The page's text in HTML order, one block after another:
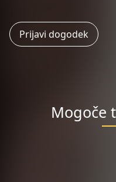
Prijavi dogodek
Mogoče